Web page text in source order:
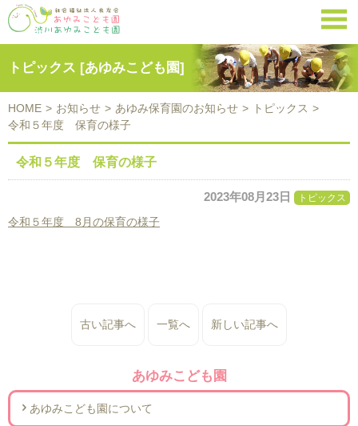

トピックス [あゆみこども園]
HOME > お知らせ > あゆみ保育園のお知らせ > トピックス >
令和５年度 保育の様子
令和５年度 保育の様子
2023年08月23日 トピックス
令和５年度 8月の保育の様子
古い記事へ 一覧へ 新しい記事へ
あゆみこども園
あゆみこども園について